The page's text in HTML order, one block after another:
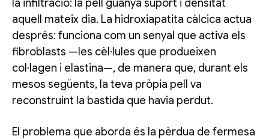
la infiltració: la pell guanya suport i densitat
aquell mateix dia. La hidroxiapatita càlcica actua
després: funciona com un senyal que activa els
fibroblasts —les cèl·lules que produeixen
col·lagen i elastina—, de manera que, durant els
mesos següents, la teva pròpia pell va
reconstruint la bastida que havia perdut.
El problema que aborda és la pèrdua de fermesa